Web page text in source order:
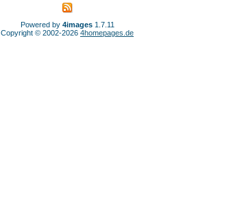
Powered by 4images1.7.11
Copyright © 2002-2026 4homepages.de